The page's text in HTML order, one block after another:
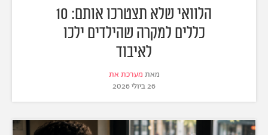
הלוואי שלא תצטרכו אותם: 10
כללים למקרה שהילדים ילכו
לאיבוד
מאת מערכת את
26 ביולי 2026